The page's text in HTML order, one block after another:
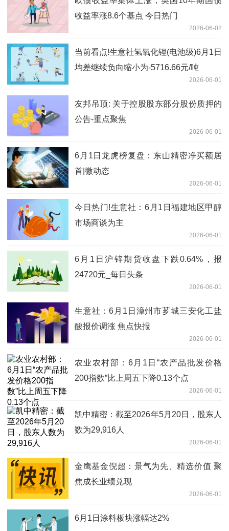
收益率涨8.6个基点 今日热门
2026-06-02
当前看点!生意社氢氧化锂(电池级)6月1日
均差继续负向缩小为-5716.66元/吨
2026-06-01
友邦吊顶: 关于控股股东部分股份质押的
公告-重点聚焦
2026-06-01
6月1日龙虎榜复盘：东山精密净买额居
首|微动态
2026-06-01
今日热门!生意社：6月1日福建地区甲醇
市场商谈为主
2026-06-01
6月1日沪锌期货收盘下跌0.64%，报
24720元_每日头条
2026-06-01
生意社：6月1日漳州市芗城三安化工盐
酸报价调涨 焦点快报
2026-06-01
农业农村部：6月1日“农产品批发价格
200指数”比上周五下降0.13个点
2026-06-01
凯中精密：截至2026年5月20日，股东人
数为29,916人
2026-06-01
金鹰基金倪超：景气为先、精选价值 聚
焦成长业绩兑现
2026-06-01
6月1日涂料板块涨幅达2%